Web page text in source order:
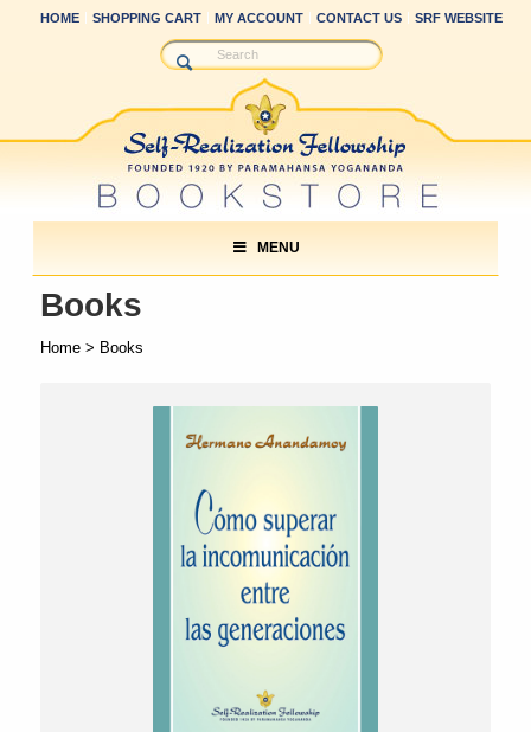
HOME SHOPPING CART MY ACCOUNT CONTACT US SRF WEBSITE
MENU
Books
Home> Books